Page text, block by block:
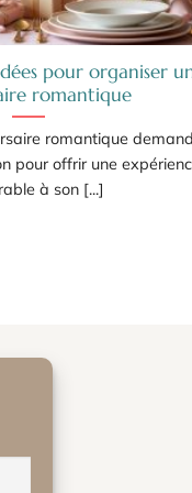
pour organiser
romantique
romantique
pour offrir une
à son [...]